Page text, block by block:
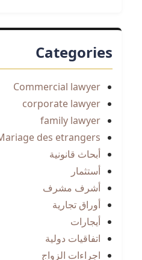
Categories
Commercial lawyer
corporate lawyer
family lawyer
des etrangers
أبحاث قانونية
أستثمار
أشرف مشرف
أوراق تجارية
أيجارات
اتفاقيات دولية
اجراءات الزواج